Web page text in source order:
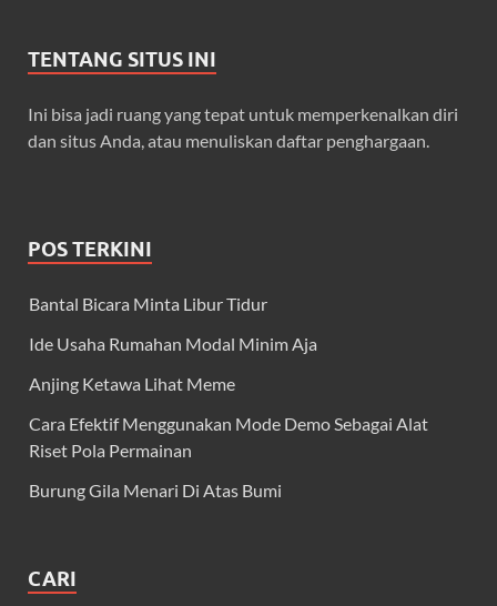
TENTANG SITUS INI
Ini bisa jadi ruang yang tepat untuk memperkenalkan diri
dan situs Anda, atau menuliskan daftar penghargaan.
POS TERKINI
Bantal Bicara Minta Libur Tidur
Ide Usaha Rumahan Modal Minim Aja
Anjing Ketawa Lihat Meme
Cara Efektif Menggunakan Mode Demo Sebagai Alat
Riset Pola Permainan
Burung Gila Menari Di Atas Bumi
CARI